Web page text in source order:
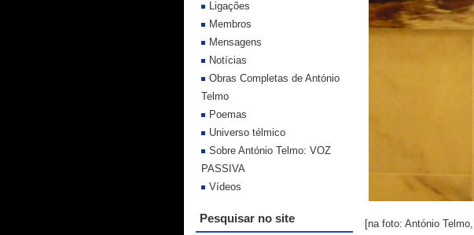
[na foto: António
Ligações
Membros
Mensagens
Notícias
Obras Completas de António
Telmo
Poemas
Universo télmico
Sobre António Telmo: VOZ
PASSIVA
Vídeos
Pesquisar no site